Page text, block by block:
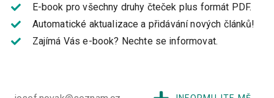
E-book pro všechny druhy čteček plus formát PDF.
Automatické aktualizace a přidávání nových článků!
Zajímá Vás e-book? Nechte se informovat.